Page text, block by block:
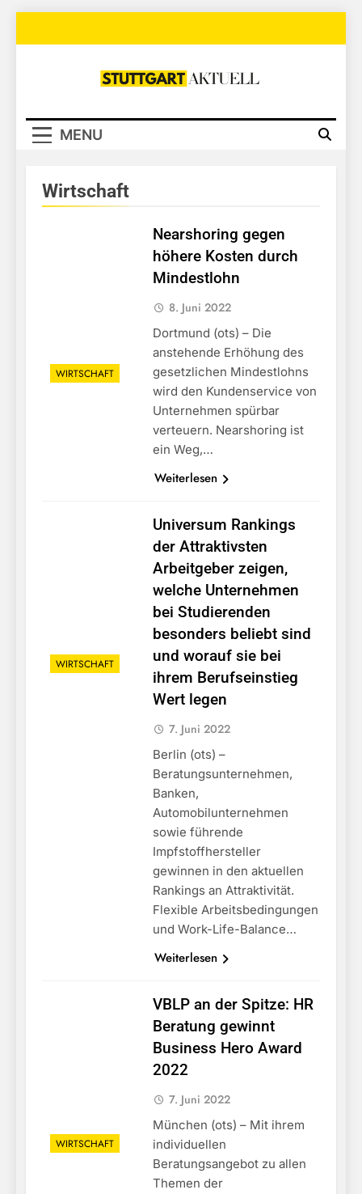
Stuttgart
MENU
Wirtschaft
WIRTSCHAFT
Nearshoring gegen
höhere Kosten durch
Mindestlohn
8. Juni 2022
Dortmund (ots) – Die
anstehende Erhöhung des
gesetzlichen Mindestlohns
wird den Kundenservice von
Unternehmen spürbar
verteuern. Nearshoring ist
ein Weg,…
Weiterlesen
WIRTSCHAFT
Universum Rankings
der Attraktivsten
Arbeitgeber zeigen,
welche Unternehmen
bei Studierenden
besonders beliebt sind
und worauf sie bei
ihrem Berufseinstieg
Wert legen
7. Juni 2022
Berlin (ots) –
Beratungsunternehmen,
Banken,
Automobilunternehmen
sowie führende
Impfstoffhersteller
gewinnen in den aktuellen
Rankings an Attraktivität.
Flexible Arbeitsbedingungen
und Work-Life-Balance…
Weiterlesen
WIRTSCHAFT
VBLP an der Spitze: HR
Beratung gewinnt
Business Hero Award
2022
7. Juni 2022
München (ots) – Mit ihrem
individuellen
Beratungsangebot zu allen
Themen der